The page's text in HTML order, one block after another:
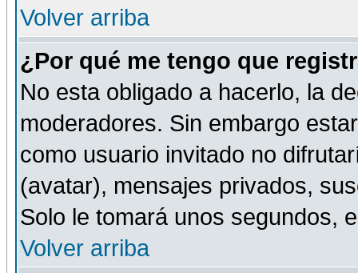
Volver arriba
¿Por qué me tengo que
No esta obligado a hacerlo, la
moderadores. Sin embargo
como usuario invitado no
(avatar), mensajes privados,
Solo le tomará unos segundos,
Volver arriba